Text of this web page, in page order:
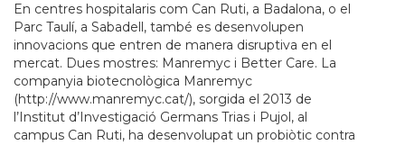
En centres hospitalaris com Can Ruti, a Badalona, o el
Parc Taulí, a Sabadell, també es desenvolupen
innovacions que entren de manera disruptiva en el
mercat. Dues mostres: Manremyc i Better Care. La
companyia biotecnològica Manremyc
(http://www.manremyc.cat/), sorgida el 2013 de
l’Institut d’Investigació Germans Trias i Pujol, al
campus Can Ruti, ha desenvolupat un probiòtic contra